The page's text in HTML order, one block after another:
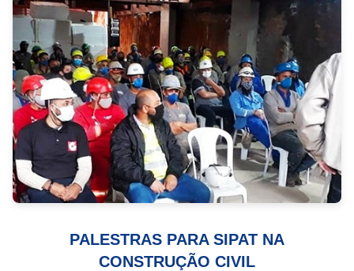
PALESTRAS PARA SIPAT NA
CONSTRUÇÃO CIVIL